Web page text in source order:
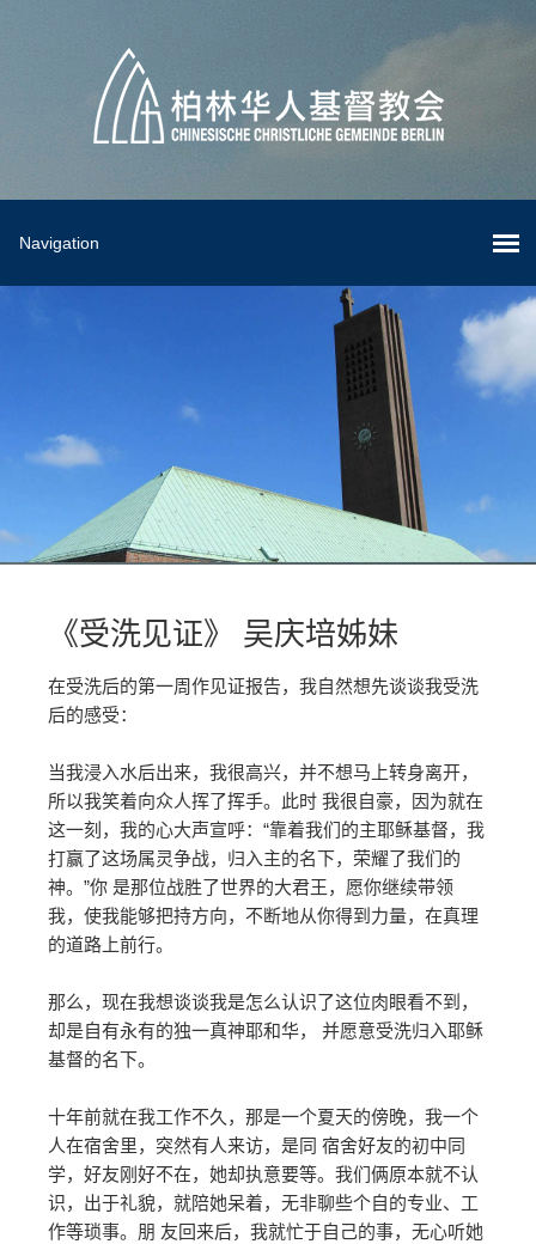
《受洗见证》 吴庆培姊妹
在受洗后的第一周作见证报告，我自然想先谈谈我受洗
后的感受：
当我浸入水后出来，我很高兴，并不想马上转身离开，
所以我笑着向众人挥了挥手。此时 我很自豪，因为就在
这一刻，我的心大声宣呼：“靠着我们的主耶稣基督，我
打赢了这场属灵争战，归入主的名下，荣耀了我们的
神。”你 是那位战胜了世界的大君王，愿你继续带领
我，使我能够把持方向，不断地从你得到力量，在真理
的道路上前行。
那么，现在我想谈谈我是怎么认识了这位肉眼看不到，
却是自有永有的独一真神耶和华， 并愿意受洗归入耶稣
基督的名下。
十年前就在我工作不久，那是一个夏天的傍晚，我一个
人在宿舍里，突然有人来访，是同 宿舍好友的初中同
学，好友刚好不在，她却执意要等。我们俩原本就不认
识，出于礼貌，就陪她呆着，无非聊些个自的专业、工
作等琐事。朋 友回来后，我就忙于自己的事，无心听她